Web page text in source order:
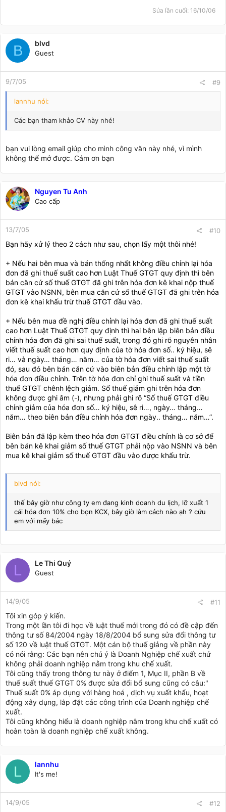
Sửa lần cuối: 16/10/06
B blvd
Guest
9/7/05 #9
lannhu nói:
Các bạn tham khảo CV này nhé!
bạn vui lòng email giúp cho mình công văn này nhé, vì mình
không thể mở được. Cám ơn bạn
Nguyen Tu Anh
Cao cấp
13/7/05 #10
Bạn hãy xử lý theo 2 cách như sau, chọn lấy một thôi nhé!
+ Nếu hai bên mua và bán thống nhất không điều chỉnh lại hóa
đơn đã ghi thuế suất cao hơn Luật Thuế GTGT quy định thì bên
bán căn cứ số thuế GTGT đã ghi trên hóa đơn kê khai nộp thuế
GTGT vào NSNN, bên mua căn cứ số thuế GTGT đã ghi trên hóa
đơn kê khai khấu trừ thuế GTGT đầu vào.
+ Nếu bên mua đề nghị điều chỉnh lại hóa đơn đã ghi thuế suất
cao hơn Luật Thuế GTGT quy định thì hai bên lập biên bản điều
chỉnh hóa đơn đã ghi sai thuế suất, trong đó ghi rõ nguyên nhân
viết thuế suất cao hơn quy định của tờ hóa đơn số.. ký hiệu, sê
ri… và ngày… tháng… năm… của tờ hóa đơn viết sai thuế suất
đó, sau đó bên bán căn cứ vào biên bản điều chỉnh lập một tờ
hóa đơn điều chỉnh. Trên tờ hóa đơn chỉ ghi thuế suất và tiền
thuế GTGT chênh lệch giảm. Số thuế giảm ghi trên hóa đơn
không được ghi âm (-), nhưng phải ghi rõ “Số thuế GTGT điều
chỉnh giảm của hóa đơn số… ký hiệu, sê ri…, ngày… tháng…
năm… theo biên bản điều chỉnh hóa đơn ngày.. tháng… năm…”.
Biên bản đã lập kèm theo hóa đơn GTGT điều chỉnh là cơ sở để
bên bán kê khai giảm số thuế GTGT phải nộp vào NSNN và bên
mua kê khai giảm số thuế GTGT đầu vào được khấu trừ.
blvd nói:
thế bây giờ như công ty em đang kinh doanh du lịch, lỡ xuất 1
cái hóa đơn 10% cho bọn KCX, bây giờ làm cách nào ạh ? cứu
em với mấy bác
L Le Thi Quý
Guest
14/9/05 #11
Tôi xin góp ý kiến.
Trong một lần tôi đi học về luật thuế mới trong đó có đề cập đến
thông tư số 84/2004 ngày 18/8/2004 bổ sung sửa đổi thông tư
số 120 về luật thuế GTGT. Một cán bộ thuế giảng về phần này
có nói rằng: Các bạn nên chú ý là Doanh Nghiệp chế xuất chứ
không phải doanh nghiệp nằm trong khu chế xuất.
Tôi cũng thấy trong thông tư này ở điểm 1, Mục II, phần B về
thuế suất thuế GTGT 0% được sửa đổi bổ sung cũng có câu:"
Thuế suất 0% áp dụng với hàng hoá , dịch vụ xuất khẩu, hoạt
động xây dụng, lắp đặt các công trình của Doanh nghiệp chế
xuất.
Tôi cũng không hiểu là doanh nghiệp nằm trong khu chế xuất có
hoàn toàn là doanh nghiệp chế xuất không.
L lannhu
It's me!
14/9/05 #12